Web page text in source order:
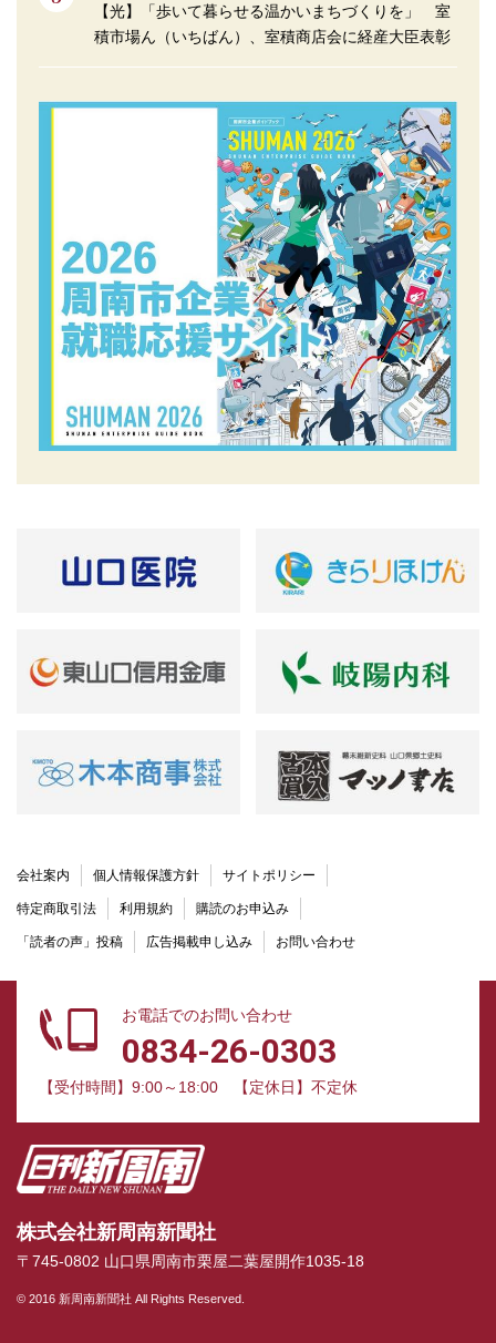
【光】「歩いて暮らせる温かいまちづくりを」 室
積市場ん（いちばん）、室積商店会に経産大臣表彰
会社案内 個人情報保護方針 サイトポリシー
特定商取引法 利用規約 購読のお申込み
「読者の声」投稿 広告掲載申し込み お問い合わせ
お電話でのお問い合わせ
0834-26-0303
【受付時間】9:00～18:00 【定休日】不定休
株式会社新周南新聞社
〒745-0802 山口県周南市栗屋二葉屋開作1035-18
© 2016 新周南新聞社 All Rights Reserved.